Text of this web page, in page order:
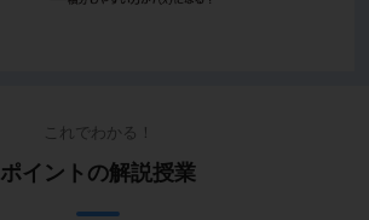
これでわかる！
ポイントの解説授業